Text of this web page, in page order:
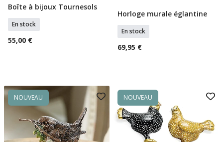
Ajouter Au Panier
Boîte à bijoux Tournesols
En stock
55,00 €
Ajouter Au Panier
Horloge murale églantine
En stock
69,95 €
NOUVEAU NOUVEAU